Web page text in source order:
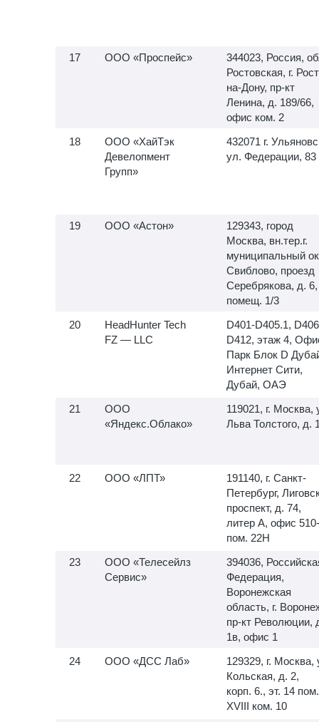
ООО «Проспейс»
344023, Россия,
Ростовская, г.
на-Дону, пр-кт
Ленина, д. 189/66,
офис ком. 2
ООО «ХайТэк
Девелопмент
Групп»
432071 г.
ул. Федерации, 83
ООО «Астон»
129343, город
Москва, вн.тер.г.
муниципальный
Свиблово, проезд
Серебрякова, д. 6,
помещ. 1/3
HeadHunter Tech
FZ — LLC
D401-D405.1,
D412, этаж 4,
Парк Блок D
Интернет Сити,
Дубай, ОАЭ
ООО
«Яндекс.Облако»
119021, г. Москва,
Льва Толстого, д.
ООО «ЛПТ»
191140, г. Санкт-
Петербург,
проспект, д. 74,
литер А, офис
пом. 22Н
ООО «Телесейлз
Сервис»
394036,
Федерация,
Воронежская
область, г.
пр-кт Революции,
1в, офис 1
ООО «ДСС Лаб»
129329, г. Москва,
Кольская, д. 2,
корп. 6., эт. 14 пом.
XVIII ком. 10